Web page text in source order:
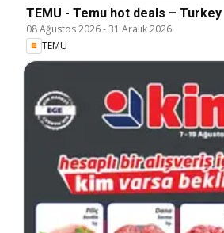
TEMU - Temu hot deals – Turkey
08 Ağustos 2026-31 Aralık 2026
TEMU